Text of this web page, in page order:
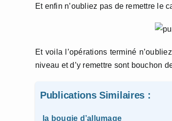
Et enfin n’oubliez pas de remettre le
Et voila l’opérations terminé
niveau et d’y remettre sont bouchon
Publications Similaires :
la bougie d’allumage